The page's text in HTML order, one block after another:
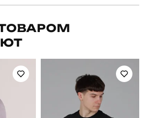
для повсякденного носіння
повсякденний